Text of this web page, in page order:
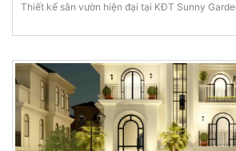
Thiết kế sân vườn hiện đại tại KĐT Sunny